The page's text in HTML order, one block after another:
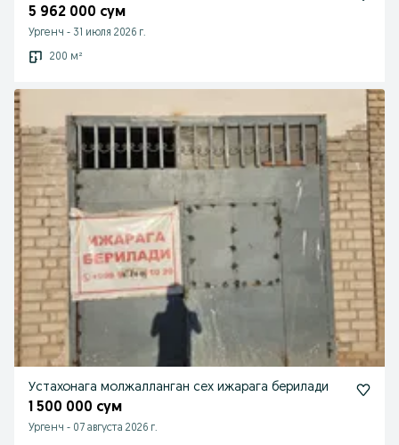
5 962 000 сум
Ургенч - 31 июля 2026 г.
200 м²
Устахонага молжалланган сех ижарага берилади
1 500 000 сум
Ургенч - 07 августа 2026 г.